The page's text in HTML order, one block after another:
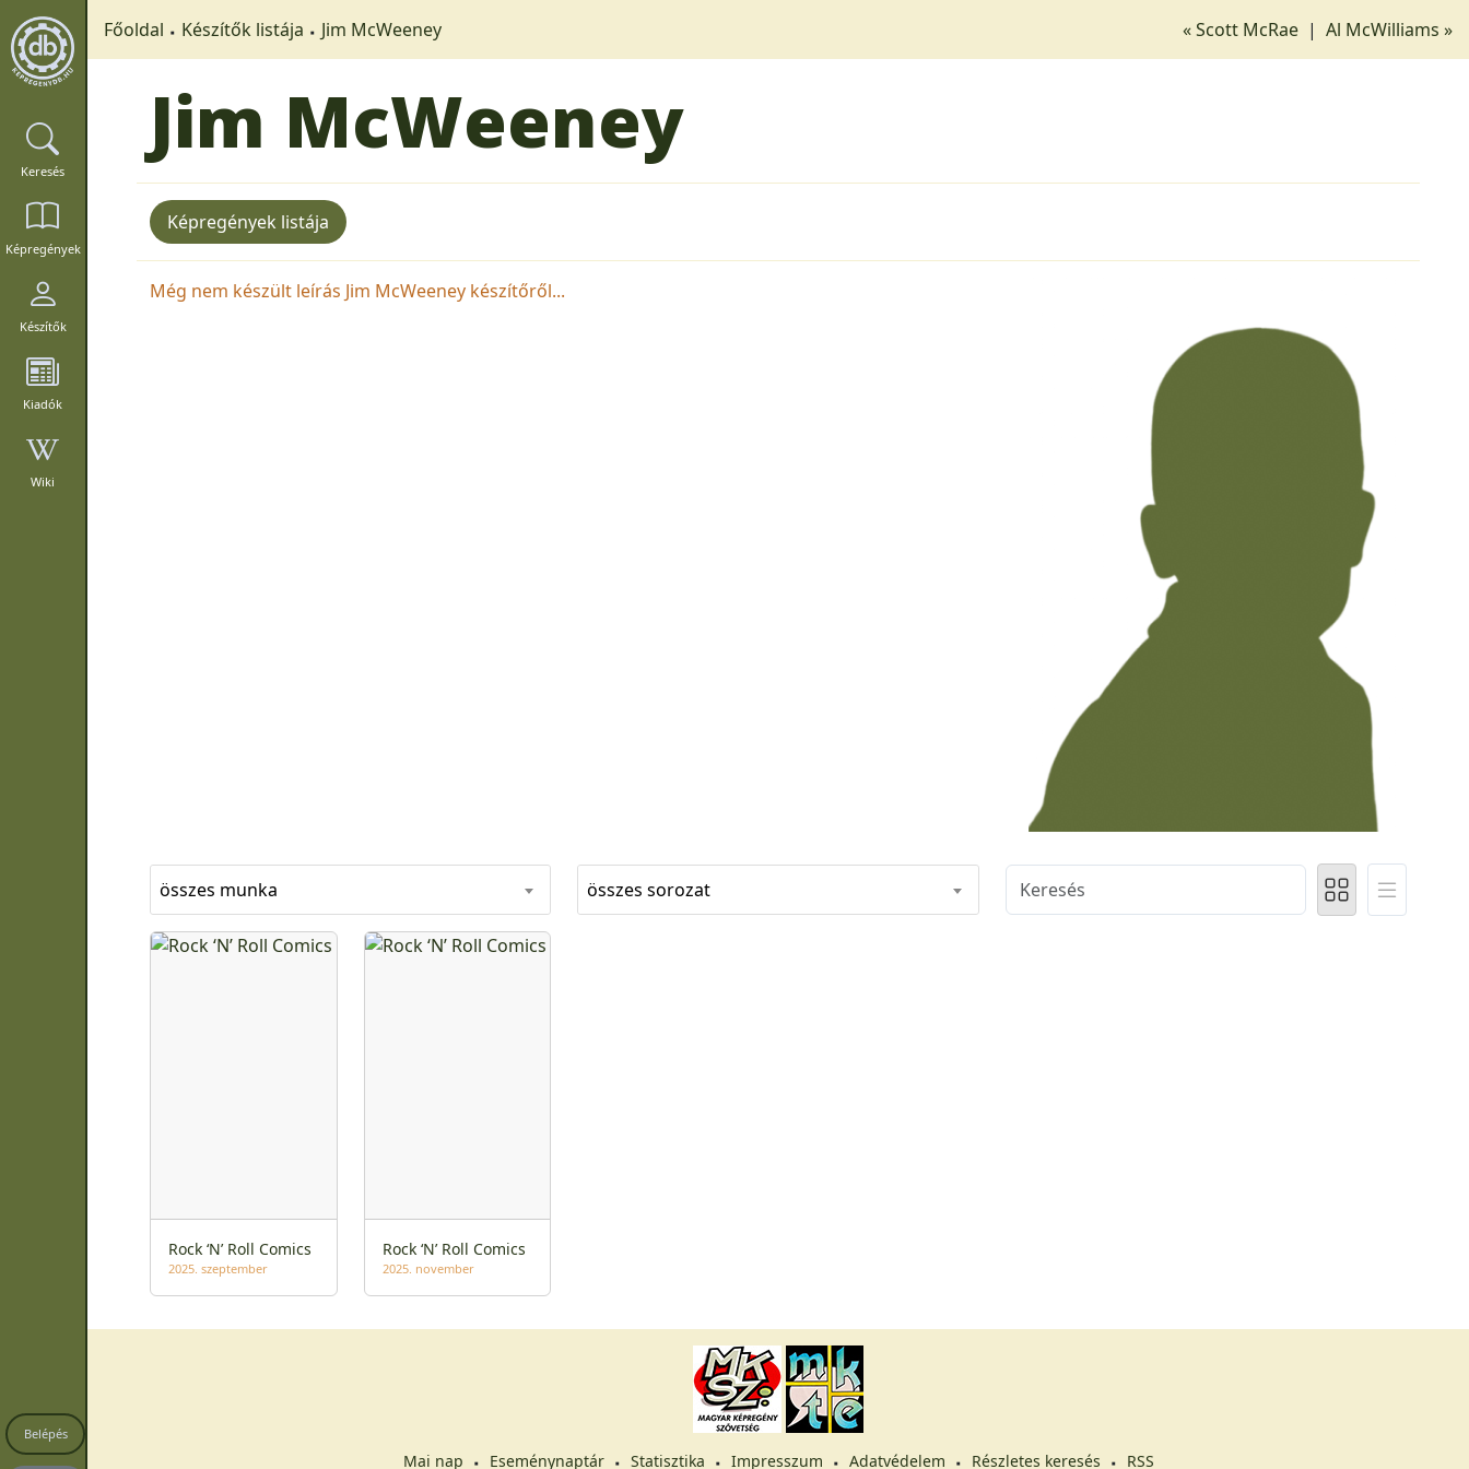
Keresés
Képregények
Készítők
Kiadók
Wiki
Belépés
Főoldal Készítők listája Jim McWeeney « Scott McRae | Al McWilliams »
Jim McWeeney
Képregények listája
Még nem készült leírás Jim McWeeney készítőről...
összes munka összes sorozat
Rock ‘N’ Roll Comics
2025. szeptember
Rock ‘N’ Roll Comics
2025. november
Mai nap Eseménynaptár Statisztika Impresszum Adatvédelem Részletes keresés RSS